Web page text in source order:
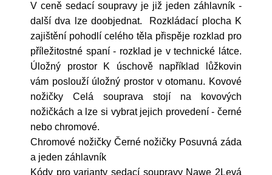
V ceně sedací soupravy je již jeden záhlavník -
další dva lze doobjednat. Rozkládací plocha K
zajištění pohodlí celého těla přispěje rozklad pro
příležitostné spaní - rozklad je v technické látce.
Úložný prostor K úschově například lůžkovin
vám poslouží úložný prostor v otomanu. Kovové
nožičky Celá souprava stojí na kovových
nožičkách a lze si vybrat jejich provedení - černé
nebo chromové.
Chromové nožičky Černé nožičky Posuvná záda
a jeden záhlavník
Kódy pro varianty sedací soupravy Nawe 2Levá